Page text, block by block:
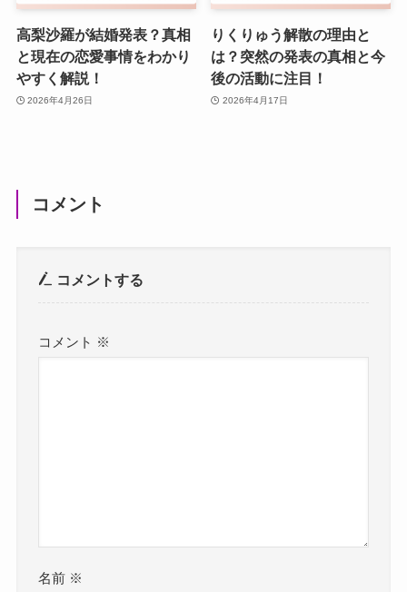
高梨沙羅が結婚発表？真相
と現在の恋愛事情をわかり
やすく解説！
2026年4月26日
りくりゅう解散の理由と
は？突然の発表の真相と今
後の活動に注目！
2026年4月17日
コメント
コメントする
コメント ※
名前 ※